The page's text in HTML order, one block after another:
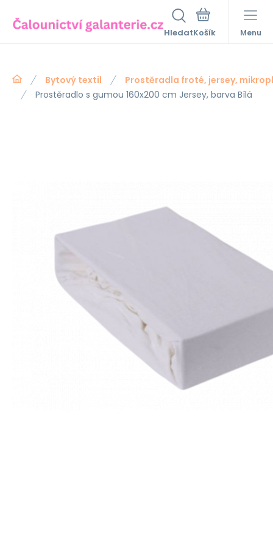
Hledat Menu
Bytový textil
Prostěradla froté, jersey,
Prostěradlo s gumou 160x200 cm Jersey, barva Bílá